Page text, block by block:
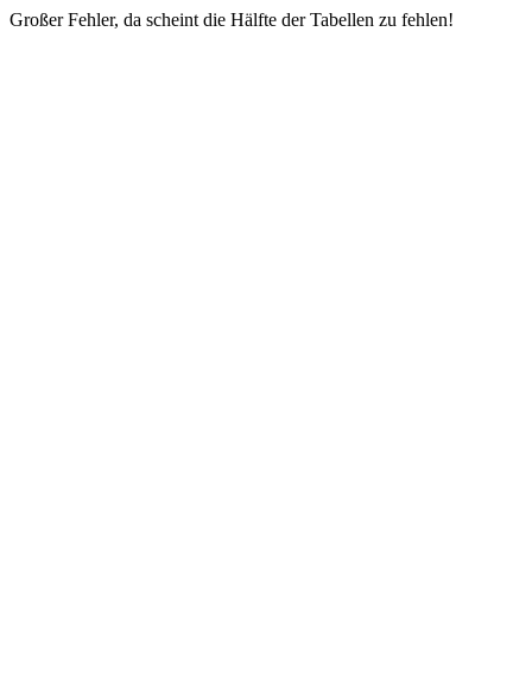
Großer Fehler, da scheint die Hälfte der Tabellen zu fehlen!